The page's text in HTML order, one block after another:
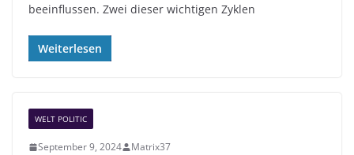
beeinflussen. Zwei dieser wichtigen Zyklen
Weiterlesen
WELT POLITIC
September 9, 2024 Matrix37